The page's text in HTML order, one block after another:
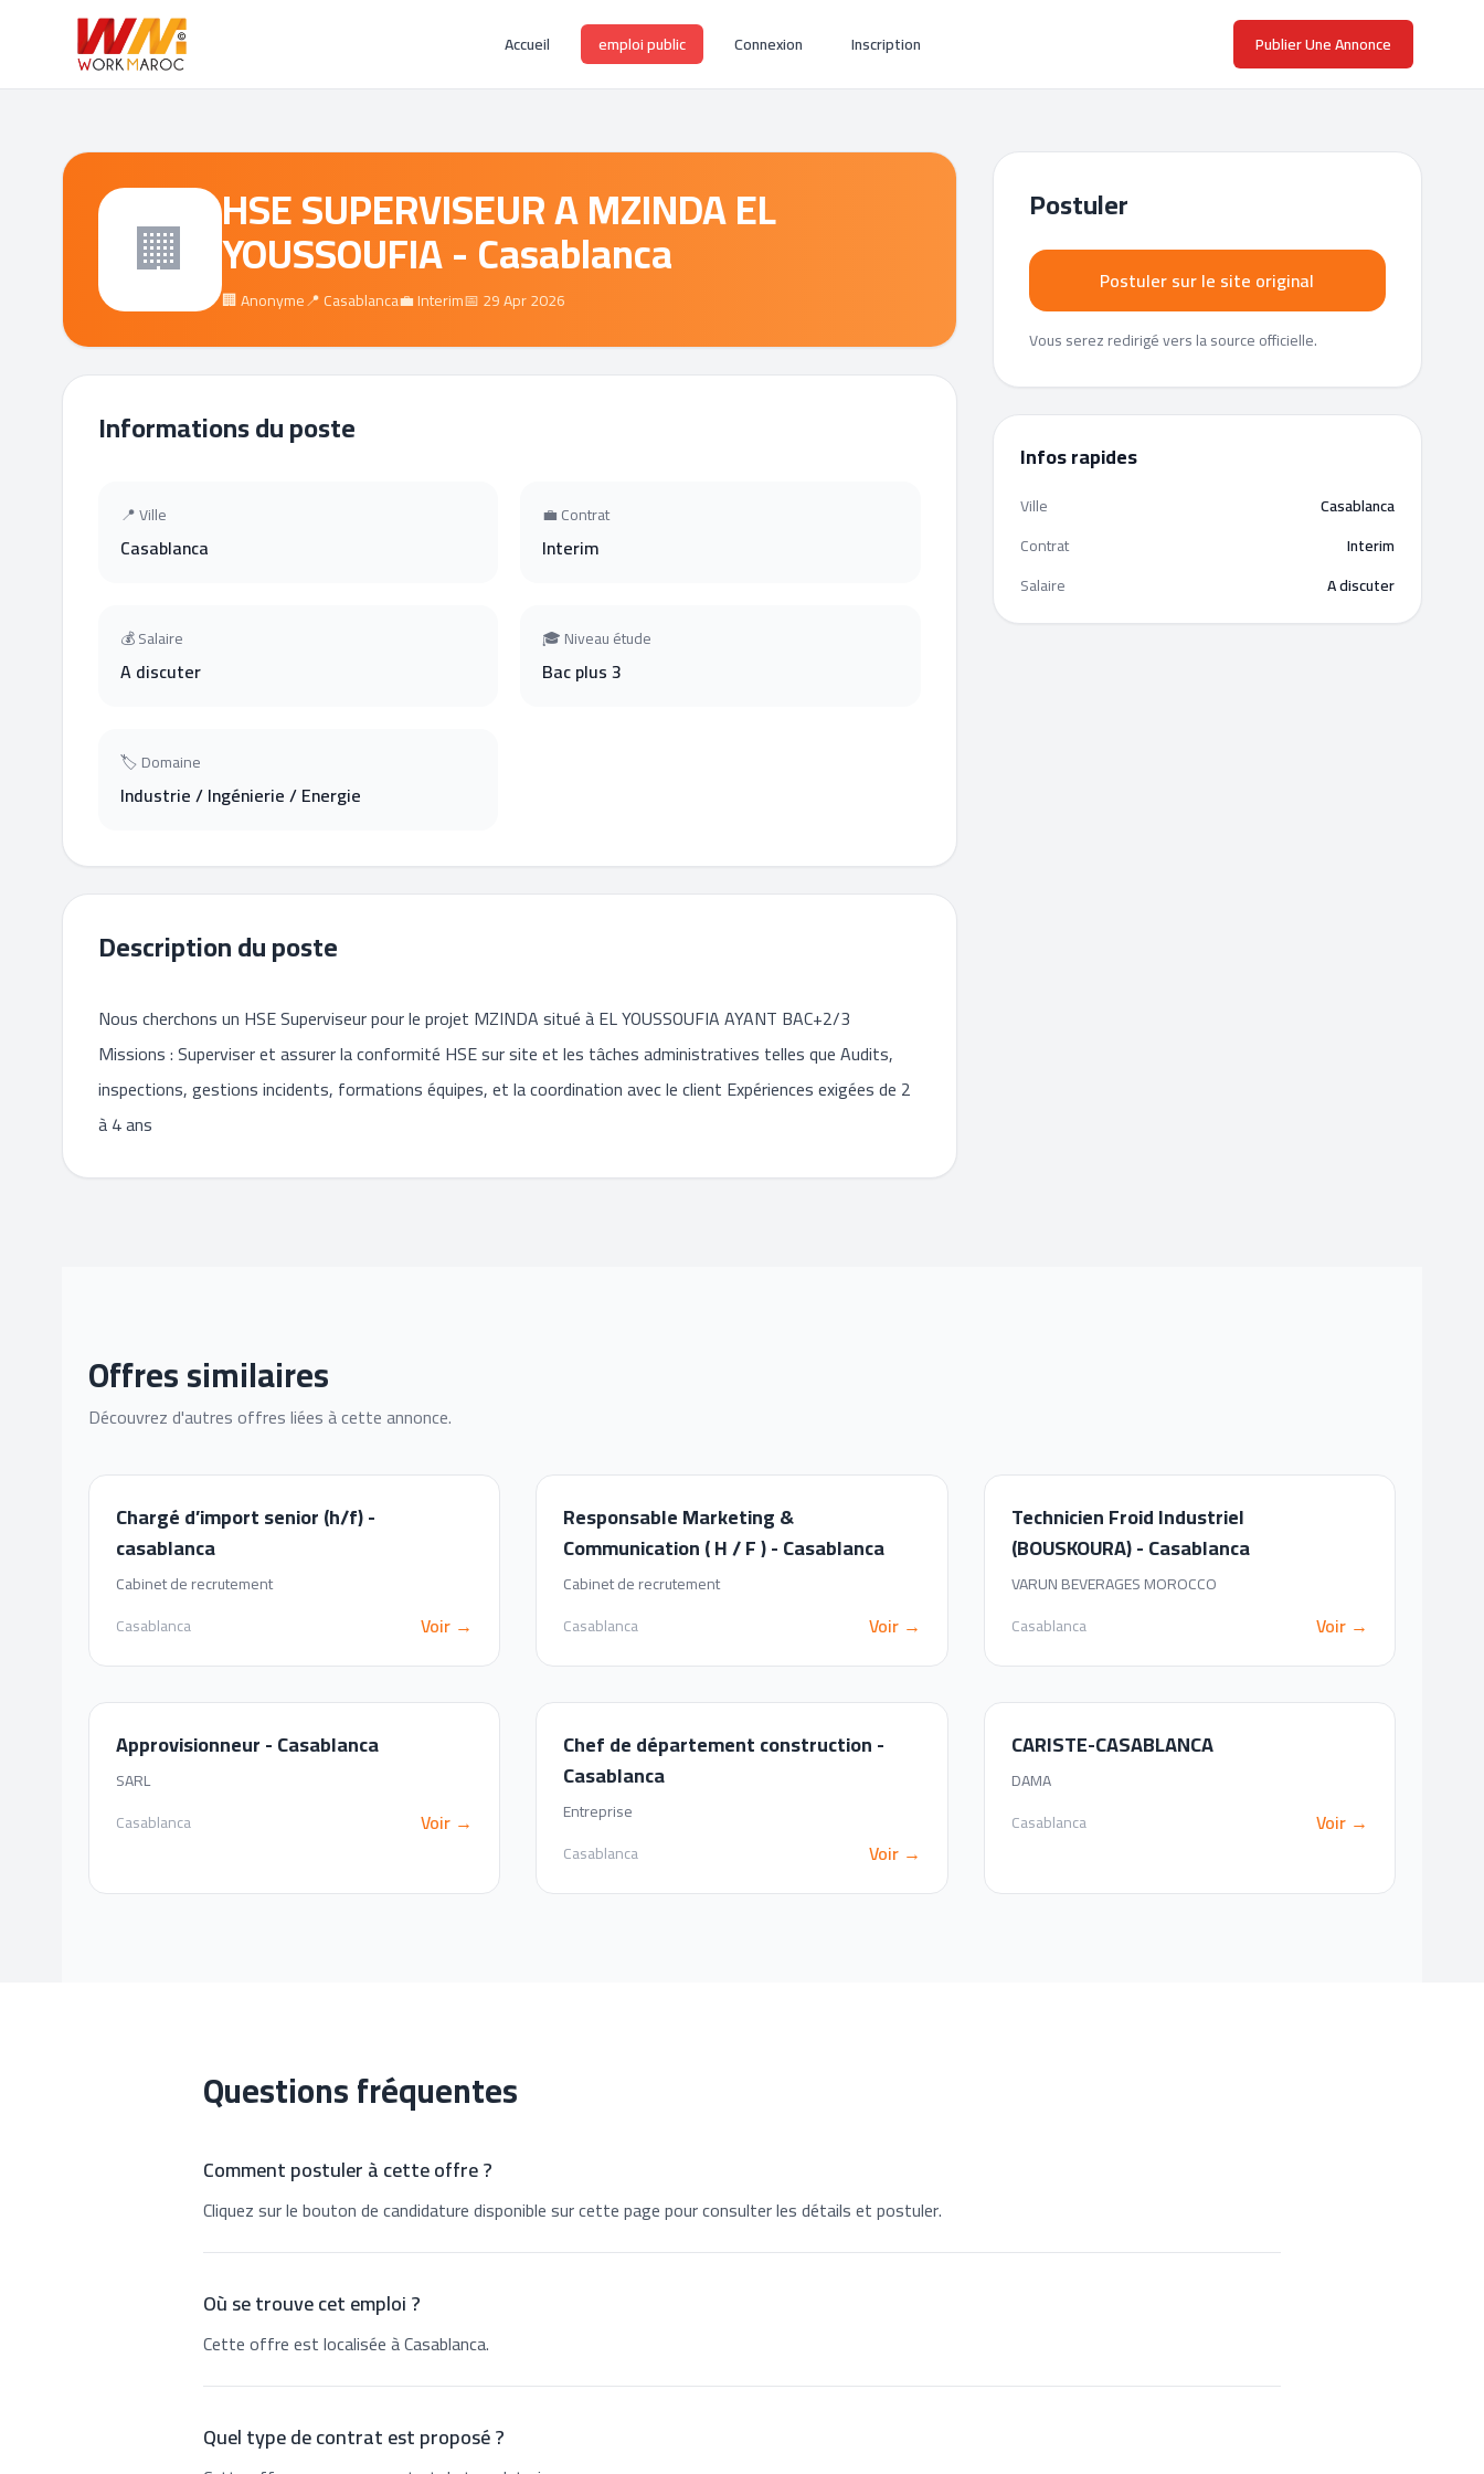
Accueil emploi public Connexion Inscription Publier Une Annonce
🏢 HSE SUPERVISEUR A MZINDA EL
YOUSSOUFIA - Casablanca
🏢 Anonyme📍 Casablanca💼 Interim📅 29 Apr 2026
Informations du poste
📍 Ville
Casablanca
💼 Contrat
Interim
💰 Salaire
A discuter
🎓 Niveau étude
Bac plus 3
🏷 Domaine
Industrie / Ingénierie / Energie
Description du poste
Nous cherchons un HSE Superviseur pour le projet MZINDA situé à EL YOUSSOUFIA AYANT BAC+2/3
Missions : Superviser et assurer la conformité HSE sur site et les tâches administratives telles que Audits,
inspections, gestions incidents, formations équipes, et la coordination avec le client Expériences exigées de 2
à 4 ans
Postuler
Postuler sur le site original
Vous serez redirigé vers la source officielle.
Infos rapides
Ville
Casablanca
Contrat
Interim
Salaire
A discuter
Offres similaires
Découvrez d'autres offres liées à cette annonce.
Chargé d’import senior (h/f) -
casablanca
Cabinet de recrutement
Casablanca
Voir →
Responsable Marketing &
Communication ( H / F ) - Casablanca
Cabinet de recrutement
Casablanca
Voir →
Technicien Froid Industriel
(BOUSKOURA) - Casablanca
VARUN BEVERAGES MOROCCO
Casablanca
Voir →
Approvisionneur - Casablanca
SARL
Casablanca
Voir →
Chef de département construction -
Casablanca
Entreprise
Casablanca
Voir →
CARISTE-CASABLANCA
DAMA
Casablanca
Voir →
Questions fréquentes
Comment postuler à cette offre ?
Cliquez sur le bouton de candidature disponible sur cette page pour consulter les détails et postuler.
Où se trouve cet emploi ?
Cette offre est localisée à Casablanca.
Quel type de contrat est proposé ?